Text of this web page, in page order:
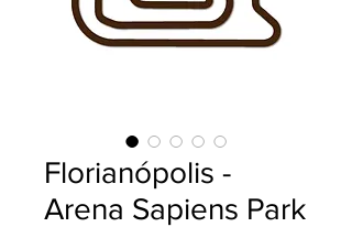
Florianópolis -
Arena Sapiens Park